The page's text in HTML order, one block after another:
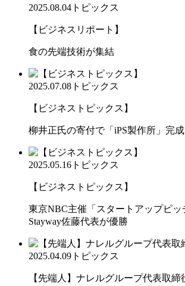
2025.08.04 トピックス
【ビジネスリポート】
食の先端技術が集結
2025.07.08 トピックス
【ビジネストピックス】
柳井正氏の寄付で「iPS製作所」完成
2025.05.16 トピックス
【ビジネストピックス】
東京NBC主催「スタートアップピッ
Stayway佐藤代表が優勝
2025.04.09 トピックス
【先端人】ナレルグループ代表